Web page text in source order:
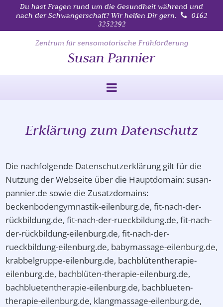
Du hast Fragen rund um die Gesundheit während und
nach der Schwangerschaft? Wir helfen Dir gern.  0162
3252292
Zentrum für sensomotorische Frühförderung
Susan Pannier
Erklärung zum Datenschutz
Die nachfolgende Datenschutzerklärung gilt für die
Nutzung der Webseite über die Hauptdomain: susan-
pannier.de sowie die Zusatzdomains:
beckenbodengymnastik-eilenburg.de, fit-nach-der-
rückbildung.de, fit-nach-der-rueckbildung.de, fit-nach-
der-rückbildung-eilenburg.de, fit-nach-der-
rueckbildung-eilenburg.de, babymassage-eilenburg.de,
krabbelgruppe-eilenburg.de, bachblütentherapie-
eilenburg.de, bachblüten-therapie-eilenburg.de,
bachbluetentherapie-eilenburg.de, bachblueten-
therapie-eilenburg.de, klangmassage-eilenburg.de,